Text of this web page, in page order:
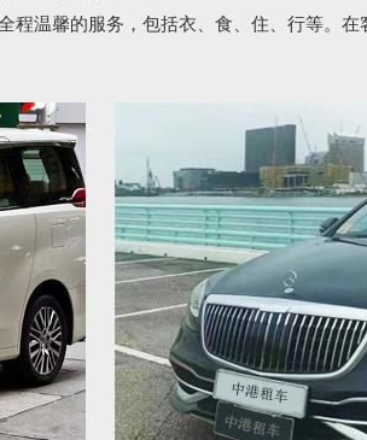
程温馨的服务，包括衣、食、住、行等。